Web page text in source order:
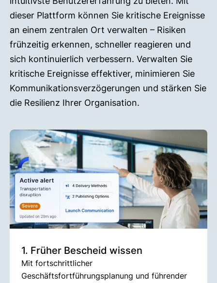
dieser Plattform können Sie kritische Ereignisse
an einem zentralen Ort verwalten – Risiken
frühzeitig erkennen, schneller reagieren und
sich kontinuierlich verbessern. Verwalten Sie
kritische Ereignisse effektiver, minimieren Sie
Kommunikationsverzögerungen und stärken Sie
die Resilienz Ihrer Organisation.
1. Früher Bescheid wissen
Mit fortschrittlicher
Geschäftsfortführungsplanung und führender